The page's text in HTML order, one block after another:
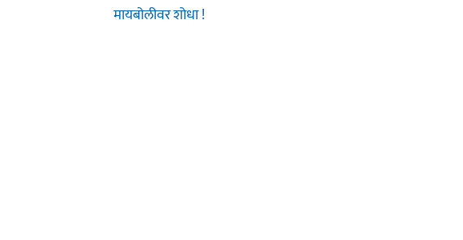
मायबोलीवर शोधा !